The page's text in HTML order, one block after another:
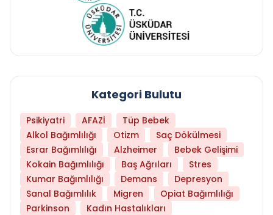
Kategori Bulutu
Psikiyatri AFAZİ
Tüp Bebek
Alkol Bağımlılığı
Otizm
Saç Dökülmesi
Esrar Bağımlılığı
Alzheimer
Bebek Gelişimi
Kokain Bağımlılığı
Baş Ağrıları
Stres
Kumar Bağımlılığı
Demans
Depresyon
Sanal Bağımlılık
Migren
Opiat Bağımlılığı
Parkinson
Kadın Hastalıkları